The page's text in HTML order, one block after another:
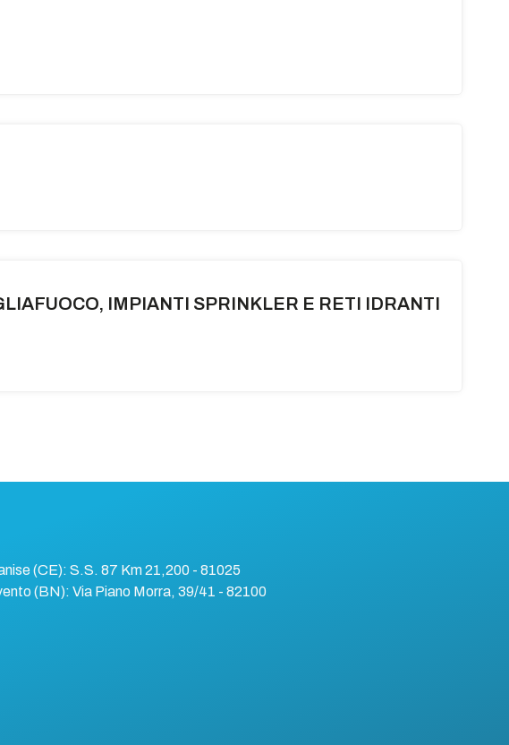
IMPIANTI SPRINKLER E RETI IDRANTI
(CE): S.S. 87 Km 21,200 - 81025
(BN): Via Piano Morra, 39/41 - 82100